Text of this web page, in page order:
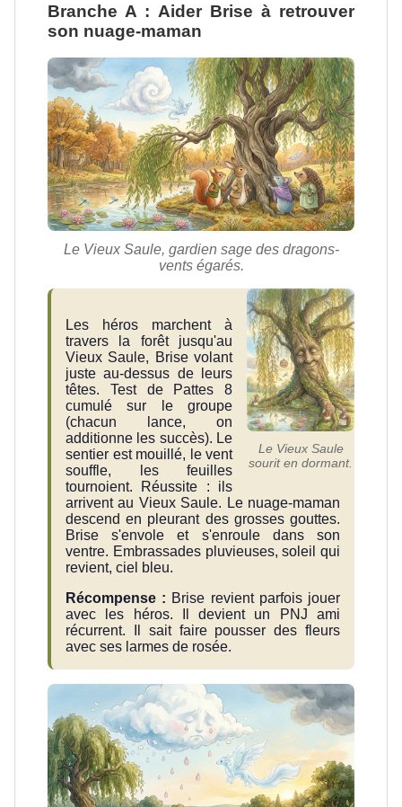
Branche A : Aider Brise à retrouver
son nuage-maman
Le Vieux Saule, gardien sage des dragons-
vents égarés.
Le Vieux Saule
sourit en dormant.
Les héros marchent à
travers la forêt jusqu'au
Vieux Saule, Brise volant
juste au-dessus de leurs
têtes. Test de Pattes 8
cumulé sur le groupe
(chacun lance, on
additionne les succès). Le
sentier est mouillé, le vent
souffle, les feuilles
tournoient. Réussite : ils
arrivent au Vieux Saule. Le nuage-maman
descend en pleurant des grosses gouttes.
Brise s'envole et s'enroule dans son
ventre. Embrassades pluvieuses, soleil qui
revient, ciel bleu.
Récompense : Brise revient parfois jouer
avec les héros. Il devient un PNJ ami
récurrent. Il sait faire pousser des fleurs
avec ses larmes de rosée.